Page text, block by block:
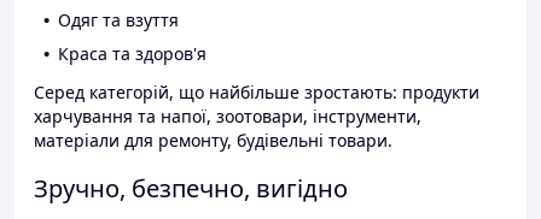
Одяг та взуття
Краса та здоров'я
Серед категорій, що найбільше зростають: продукти
харчування та напої, зоотовари, інструменти,
матеріали для ремонту, будівельні товари.
Зручно, безпечно, вигідно